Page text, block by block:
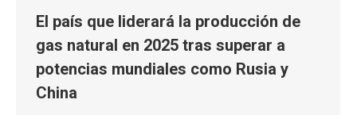
El país que liderará la producción de
gas natural en 2025 tras superar a
potencias mundiales como Rusia y
China